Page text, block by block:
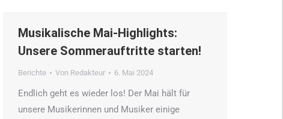
Musikalische Mai-Highlights:
Unsere Sommerauftritte starten!
Berichte Von Redakteur 6. Mai 2024
Endlich geht es wieder los! Der Mai hält für
unsere Musikerinnen und Musiker einige